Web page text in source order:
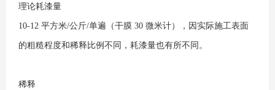
理论耗漆量
10-12 平方米/公斤/单遍（干膜 30 微米计），因实际施工表面
的粗糙程度和稀释比例不同，耗漆量也有所不同。
稀释